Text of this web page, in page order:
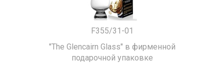
F355/31-01
"The Glencairn Glass" в фирменной
подарочной упаковке